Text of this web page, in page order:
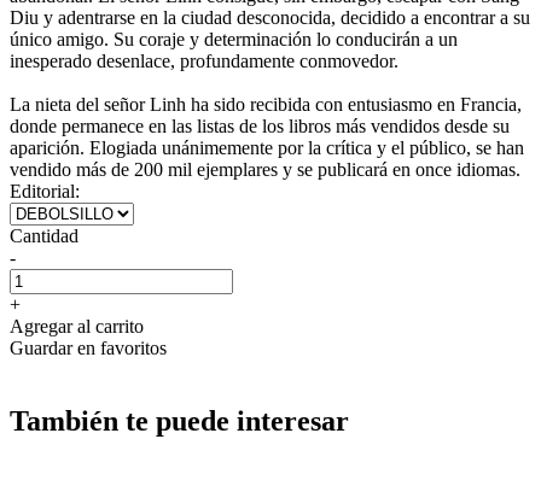
Diu y adentrarse en la ciudad desconocida, decidido a encontrar a su
único amigo. Su coraje y determinación lo conducirán a un
inesperado desenlace, profundamente conmovedor.
La nieta del señor Linh ha sido recibida con entusiasmo en Francia,
donde permanece en las listas de los libros más vendidos desde su
aparición. Elogiada unánimemente por la crítica y el público, se han
vendido más de 200 mil ejemplares y se publicará en once idiomas.
Editorial:
Cantidad
-
+
Agregar al carrito
Guardar en favoritos
También te puede interesar